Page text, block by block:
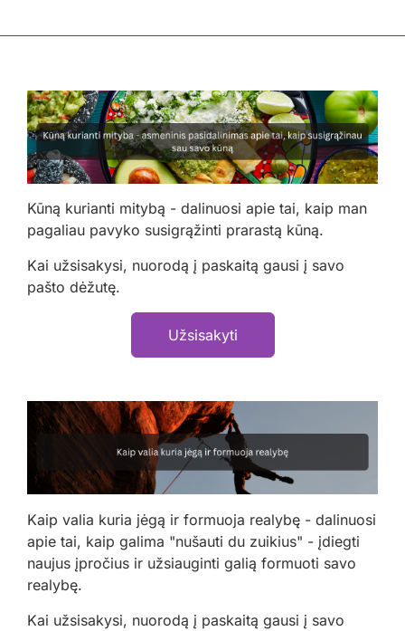
Kūną kurianti mitybą - dalinuosi apie tai, kaip man
pagaliau pavyko susigrąžinti prarastą kūną.
Kai užsisakysi, nuorodą į paskaitą gausi į savo
pašto dėžutę.
Užsisakyti
Kaip valia kuria jėgą ir formuoja realybę - dalinuosi
apie tai, kaip galima "nušauti du zuikius" - įdiegti
naujus įpročius ir užsiauginti galią formuoti savo
realybę.
Kai užsisakysi, nuorodą į paskaitą gausi į savo